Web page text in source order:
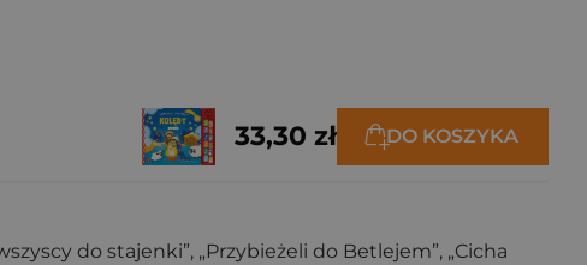
33,30 zł DO KOSZYKA
do stajenki”, „Przybieżeli do Betlejem”, „Cicha